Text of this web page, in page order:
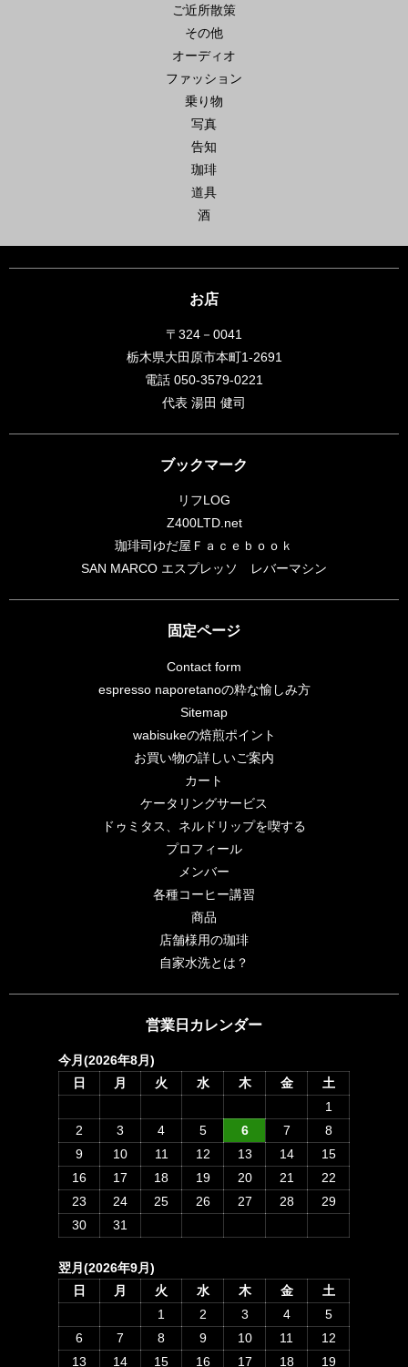
ご近所散策
その他
オーディオ
ファッション
乗り物
写真
告知
珈琲
道具
酒
お店
〒324－0041
栃木県大田原市本町1-2691
電話 050-3579-0221
代表 湯田 健司
ブックマーク
リフLOG
Z400LTD.net
珈琲司ゆだ屋Ｆａｃｅｂｏｏｋ
SAN MARCO エスプレッソ レバーマシン
固定ページ
Contact form
espresso naporetanoの粋な愉しみ方
Sitemap
wabisukeの焙煎ポイント
お買い物の詳しいご案内
カート
ケータリングサービス
ドゥミタス、ネルドリップを喫する
プロフィール
メンバー
各種コーヒー講習
商品
店舗様用の珈琲
自家水洗とは？
営業日カレンダー
今月(2026年8月)
日
月 火 水 木 金
土
1
2
3 4 5 6 7
8
9
10 11 12 13 14
15
16
17 18 19 20 21
22
23
24 25 26 27 28
29
30
31
翌月(2026年9月)
日
月 火 水 木 金
土
1
2 3 4
5
6
7 8 9 10 11
12
13
14 15 16 17 18 19